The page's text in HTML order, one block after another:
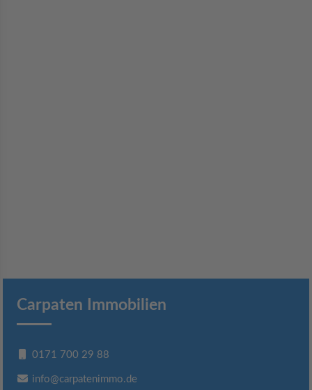
Carpaten Immobilien
0171 700 29 88
info@carpatenimmo.de